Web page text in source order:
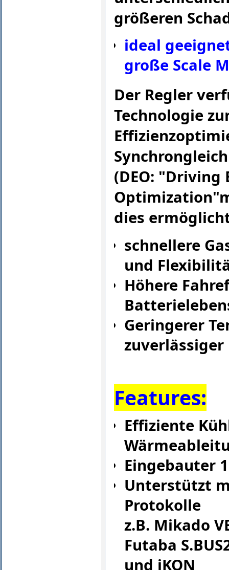
größeren
ideal
große Scale
Der Regler
Technologie
(DEO: "Driving
dies
schnellere
und
Höhere
Geringerer
zuverlässiger
Features:
Effiziente
Eingebauter
Unterstützt
Protokolle
z.B. Mikado
Futaba
und iKON